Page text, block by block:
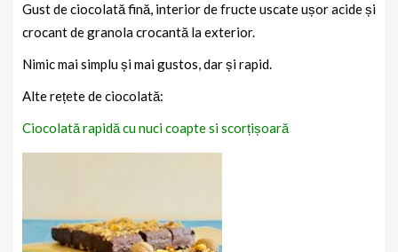
Gust de ciocolată fină, interior de fructe uscate ușor acide și
crocant de granola crocantă la exterior.
Nimic mai simplu și mai gustos, dar și rapid.
Alte rețete de ciocolată:
Ciocolată rapidă cu nuci coapte si scorțișoară